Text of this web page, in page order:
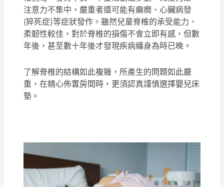
注意力不集中，嚴重者還可能有癲癇、心臟病發
(猝死症)等症狀發作。雖然兒童脊椎的承受能力、
柔韌性較佳，對於脊椎的損傷不會立即有感，但數
年後，甚至數十年後才發現疾病纏身為時已晚。
了解脊椎的結構如此複雜，所產生的問題如此嚴
重，在精心佈置房間時，更須認真謹慎選擇嬰兒床
墊。